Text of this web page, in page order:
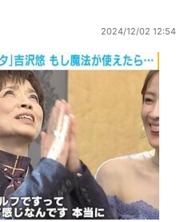
2024/12/02 12:54